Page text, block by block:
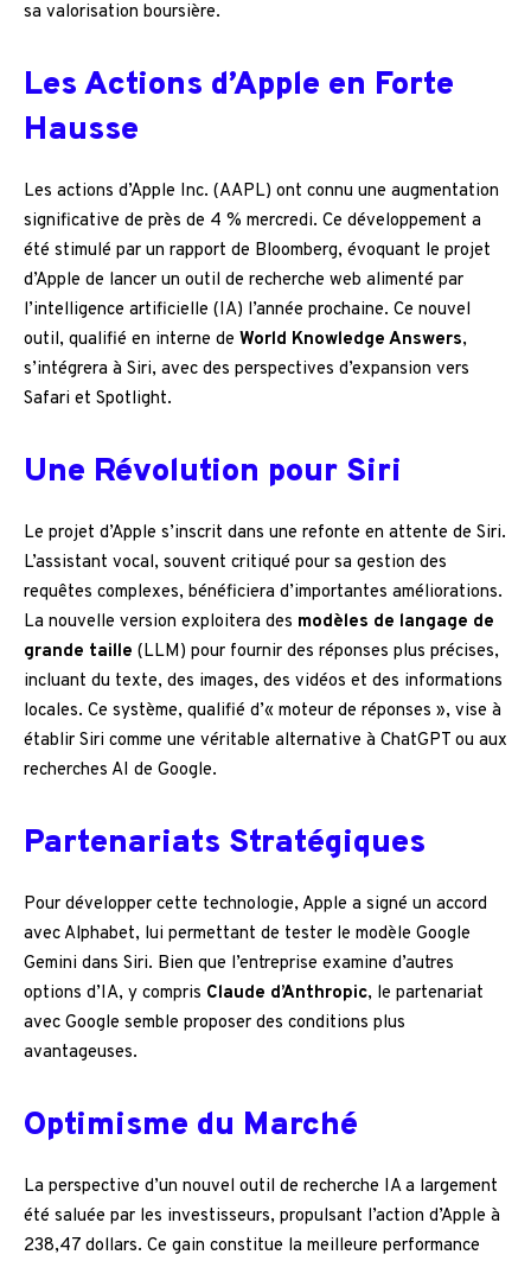
sa valorisation boursière.
Les Actions d’Apple en Forte
Hausse
Les actions d’Apple Inc. (AAPL) ont connu une augmentation
significative de près de 4 % mercredi. Ce développement a
été stimulé par un rapport de Bloomberg, évoquant le projet
d’Apple de lancer un outil de recherche web alimenté par
l’intelligence artificielle (IA) l’année prochaine. Ce nouvel
outil, qualifié en interne de World Knowledge Answers,
s’intégrera à Siri, avec des perspectives d’expansion vers
Safari et Spotlight.
Une Révolution pour Siri
Le projet d’Apple s’inscrit dans une refonte en attente de Siri.
L’assistant vocal, souvent critiqué pour sa gestion des
requêtes complexes, bénéficiera d’importantes améliorations.
La nouvelle version exploitera des modèles de langage de
grande taille (LLM) pour fournir des réponses plus précises,
incluant du texte, des images, des vidéos et des informations
locales. Ce système, qualifié d’« moteur de réponses », vise à
établir Siri comme une véritable alternative à ChatGPT ou aux
recherches AI de Google.
Partenariats Stratégiques
Pour développer cette technologie, Apple a signé un accord
avec Alphabet, lui permettant de tester le modèle Google
Gemini dans Siri. Bien que l’entreprise examine d’autres
options d’IA, y compris Claude d’Anthropic, le partenariat
avec Google semble proposer des conditions plus
avantageuses.
Optimisme du Marché
La perspective d’un nouvel outil de recherche IA a largement
été saluée par les investisseurs, propulsant l’action d’Apple à
238,47 dollars. Ce gain constitue la meilleure performance